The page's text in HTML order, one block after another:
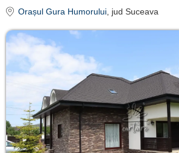
Orașul Gura Humorului, jud Suceava